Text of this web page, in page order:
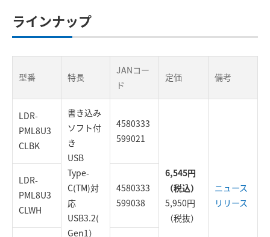
ラインナップ
型番 特長
JANコー
ド
定価 備考
LDR-
PML8U3
CLBK
書き込み
ソフト付
き
USB
Type-
C(TM)対
応
USB3.2(
Gen1）
4580333
599021
6,545円
（税込）
5,950円
（税抜）
ニュース
リリース
LDR-
PML8U3
CLWH
4580333
599038